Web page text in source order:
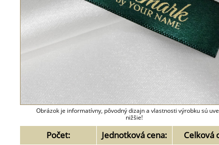
Obrázok je informatívny, pôvodný dizajn a vlastnosti výrobku sú
nižšie!
Počet: Jednotková cena: Celková